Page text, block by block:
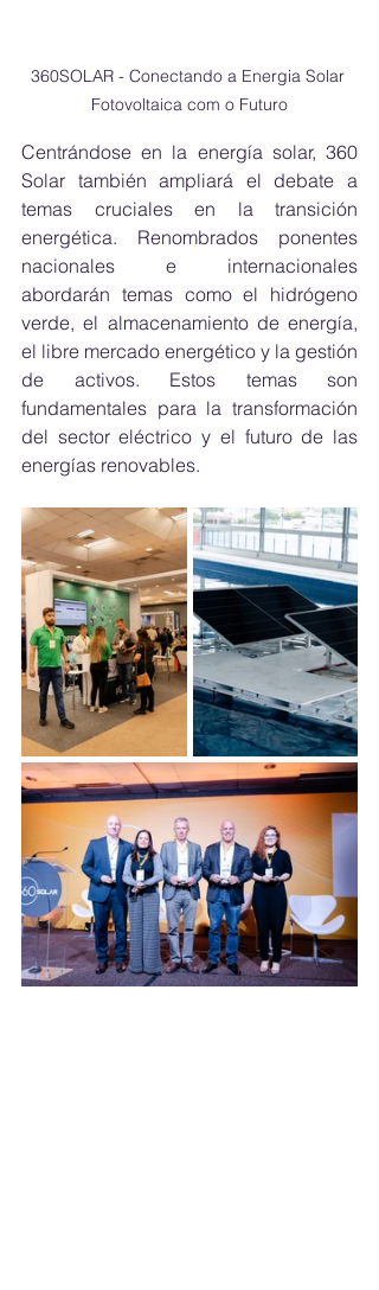
360SOLAR - Conectando a Energia Solar
Fotovoltaica com o Futuro
Centrándose en la energía solar, 360
Solar también ampliará el debate a
temas cruciales en la transición
energética. Renombrados ponentes
nacionales e internacionales
abordarán temas como el hidrógeno
verde, el almacenamiento de energía,
el libre mercado energético y la gestión
de activos. Estos temas son
fundamentales para la transformación
del sector eléctrico y el futuro de las
energías renovables.